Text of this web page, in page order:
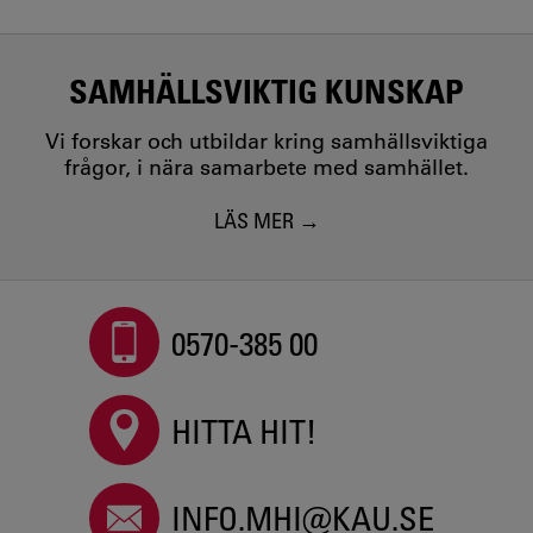
SAMHÄLLSVIKTIG KUNSKAP
Vi forskar och utbildar kring samhällsviktiga
frågor, i nära samarbete med samhället.
LÄS MER
0570-385 00
HITTA HIT!
INFO.MHI@KAU.SE